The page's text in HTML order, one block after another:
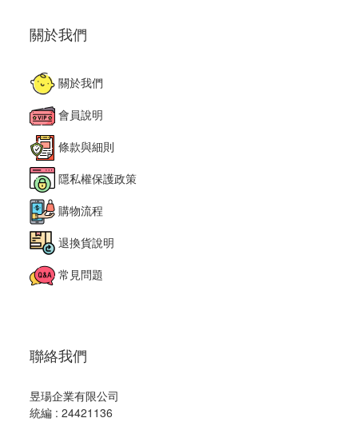
關於我們
關於我們
會員說明
條款與細則
隱私權保護政策
購物流程
退換貨說明
常見問題
聯絡我們
昱瑒企業有限公司
統編 : 24421136